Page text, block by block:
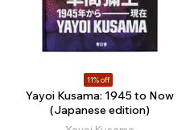
11% off
Yayoi Kusama: 1945 to Now
(Japanese edition)